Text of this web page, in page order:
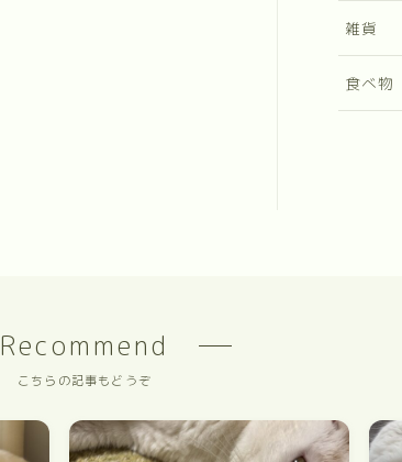
雑貨
食べ物
Recommend
こちらの記事もどうぞ